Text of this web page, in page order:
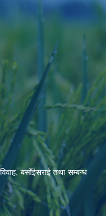
बसाँईसराई तथा सम्बन्ध